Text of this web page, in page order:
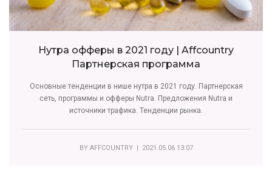
Нутра офферы в 2021 году | Affcountry
Партнерская программа
Основные тенденции в нише нутра в 2021 году. Партнерская
сеть, программы и офферы Nutra. Предложения Nutra и
источники трафика. Тенденции рынка.
BY AFFCOUNTRY| 2021.05.06 13:07